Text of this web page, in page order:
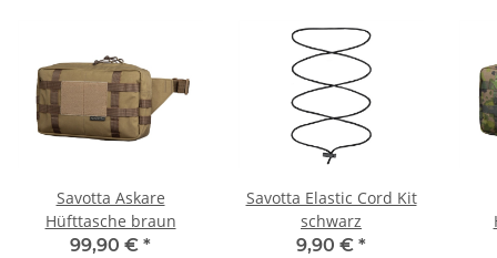
Savotta Askare
Hüfttasche braun
99,90 € *
Savotta Elastic Cord Kit
schwarz
9,90 € *